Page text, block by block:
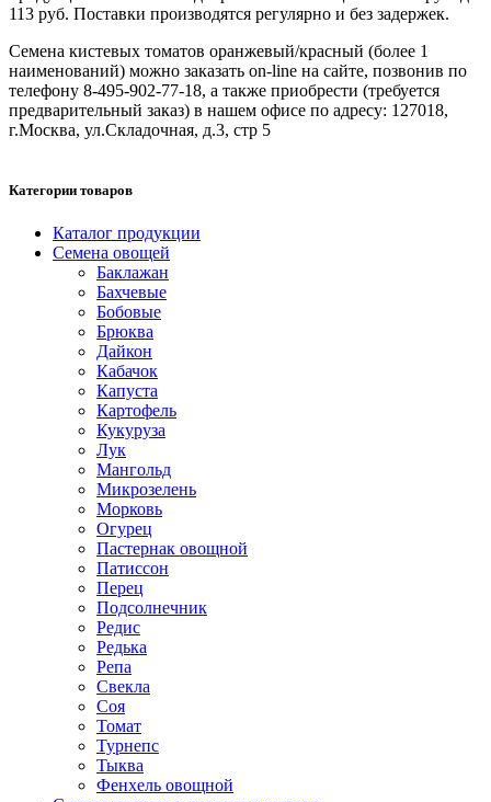
113 руб. Поставки производятся регулярно и без задержек.
Семена кистевых томатов оранжевый/красный (более 1
наименований) можно заказать on-line на сайте, позвонив по
телефону 8-495-902-77-18, а также приобрести (требуется
предварительный заказ) в нашем офисе по адресу: 127018,
г.Москва, ул.Складочная, д.3, стр 5
Категории товаров
Каталог продукции
Семена овощей
Баклажан
Бахчевые
Бобовые
Брюква
Дайкон
Кабачок
Капуста
Картофель
Кукуруза
Лук
Мангольд
Микрозелень
Морковь
Огурец
Пастернак овощной
Патиссон
Перец
Подсолнечник
Редис
Редька
Репа
Свекла
Соя
Томат
Турнепс
Тыква
Фенхель овощной